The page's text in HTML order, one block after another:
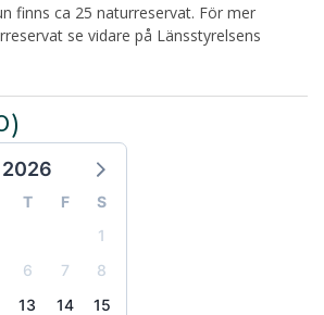
finns ca 25 naturreservat. För mer
se vidare på Länsstyrelsens
T F
S
1
6 7
8
13 14
15